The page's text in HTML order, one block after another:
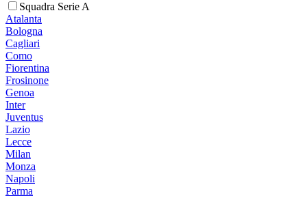
Squadra Serie A
Atalanta
Bologna
Cagliari
Como
Fiorentina
Frosinone
Genoa
Inter
Juventus
Lazio
Lecce
Milan
Monza
Napoli
Parma